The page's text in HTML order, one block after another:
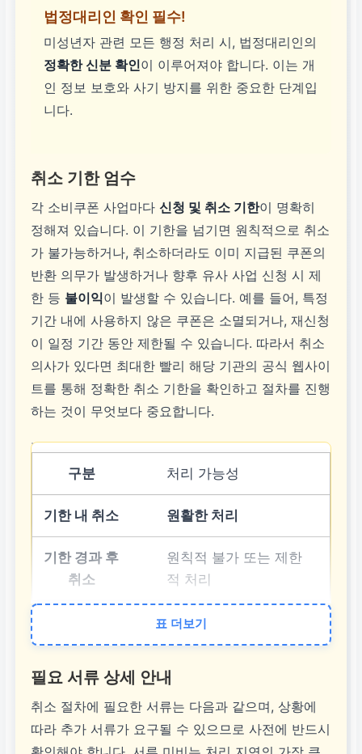
법정대리인 확인 필수!
미성년자 관련 모든 행정 처리 시, 법정대리인의
정확한 신분 확인이 이루어져야 합니다. 이는 개
인 정보 보호와 사기 방지를 위한 중요한 단계입
니다.
취소 기한 엄수
각 소비쿠폰 사업마다신청 및 취소 기한이 명확히
정해져 있습니다. 이 기한을 넘기면 원칙적으로 취소
가 불가능하거나, 취소하더라도 이미 지급된 쿠폰의
반환 의무가 발생하거나 향후 유사 사업 신청 시 제
한 등 불이익이 발생할 수 있습니다. 예를 들어, 특정
기간 내에 사용하지 않은 쿠폰은 소멸되거나, 재신청
이 일정 기간 동안 제한될 수 있습니다. 따라서 취소
의사가 있다면 최대한 빨리 해당 기관의 공식 웹사이
트를 통해 정확한 취소 기한을 확인하고 절차를 진행
하는 것이 무엇보다 중요합니다.
처리 가능성
원활한 처리
원칙적 불가 또는 제한
적 처리
발생 가능 불이익
없음
쿠폰 반환, 향후 신청 제
한 등
표 더보기
필요 서류 상세 안내
취소 절차에 필요한 서류는 다음과 같으며, 상황에
따라 추가 서류가 요구될 수 있으므로 사전에 반드시